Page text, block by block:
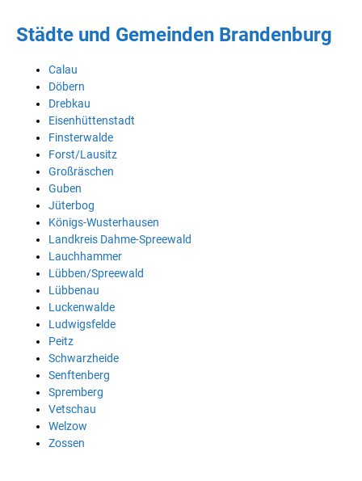
Städte und Gemeinden Brandenburg
Calau
Döbern
Drebkau
Eisenhüttenstadt
Finsterwalde
Forst/Lausitz
Großräschen
Guben
Jüterbog
Königs-Wusterhausen
Landkreis Dahme-Spreewald
Lauchhammer
Lübben/Spreewald
Lübbenau
Luckenwalde
Ludwigsfelde
Peitz
Schwarzheide
Senftenberg
Spremberg
Vetschau
Welzow
Zossen